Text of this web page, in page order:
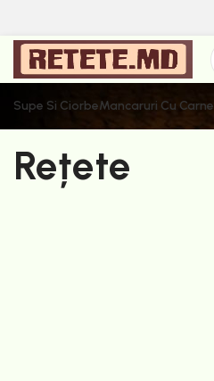
Supe Si CiorbeMancaruri Cu Carne
Rețete